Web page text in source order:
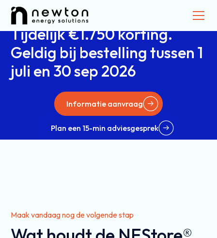
jaar vast.
Tijdelijk €1.750 korting.
Geldig bij bestelling tussen 1
juli en 30 sep 2026
Informatie aanvraag
Plan een 15-min adviesgesprek
Maak vandaag nog de volgende stap